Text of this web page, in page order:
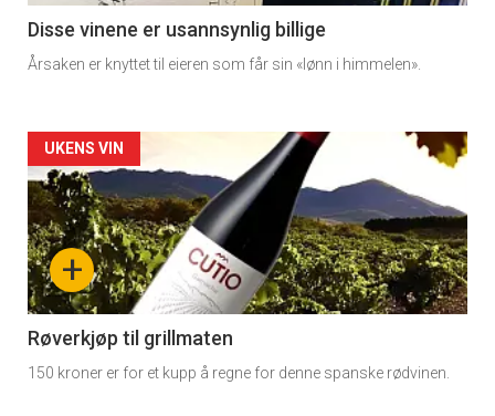
3
Disse vinene er usannsynlig billige
Årsaken er knyttet til eieren som får sin «lønn i himmelen».
Forsiden
akkurat
nå
-
4
+
UKENS VIN
Røverkjøp til grillmaten
150 kroner er for et kupp å regne for denne spanske rødvinen.